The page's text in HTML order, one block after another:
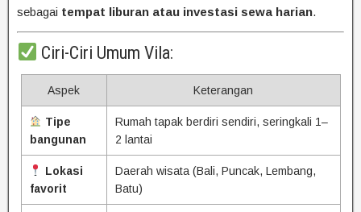
sebagai tempat liburan atau investasi sewa harian.
Ciri-Ciri Umum Vila:
Aspek Keterangan
Tipe
bangunan
Rumah tapak berdiri sendiri, seringkali 1–
2 lantai
Lokasi
favorit
Daerah wisata (Bali, Puncak, Lembang,
Batu)